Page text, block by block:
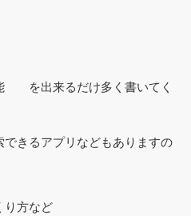
を出来るだけ多く書いてく
きるアプリなどもありますの
り方など